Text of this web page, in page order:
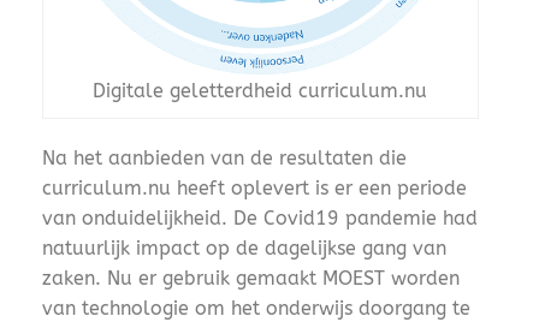
Digitale geletterdheid curriculum.nu
Na het aanbieden van de resultaten die
curriculum.nu heeft oplevert is er een periode
van onduidelijkheid. De Covid19 pandemie had
natuurlijk impact op de dagelijkse gang van
zaken. Nu er gebruik gemaakt MOEST worden
van technologie om het onderwijs doorgang te